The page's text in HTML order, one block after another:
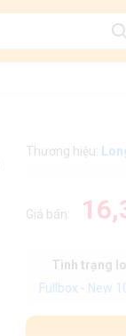
Thương hiệu:
Giá bán:
Tình trạng
Fullbox - New